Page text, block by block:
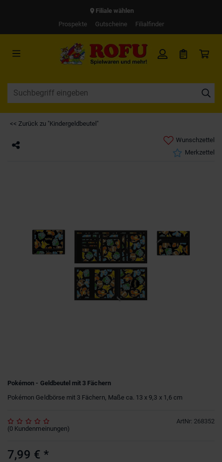
Filiale wählen
Prospekte
Gutscheine Filialfinder
<< Zurück zu "Kindergeldbeutel"
Wunschzettel
Merkzettel
Pokémon - Geldbeutel mit 3 Fächern
Pokémon Geldbörse mit 3 Fächern, Maße ca. 13 x 9,3 x 1,6 cm
ArtNr: 268352
(0 Kundenmeinungen)
7,99 € *